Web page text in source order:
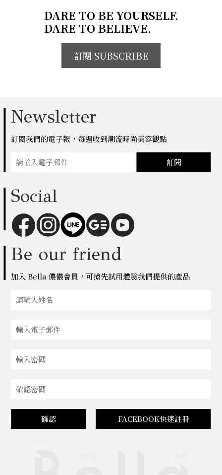
DARE TO BE YOURSELF.
DARE TO BELIEVE.
訂閱 SUBSCRIBE
Newsletter
訂閱我們的電子報，每週收到潮流時尚美容觀點
訂閱
Social
Be our friend
加入 Bella 儂儂會員，可搶先試用體驗我們提供的產品
確認 FACEBOOK快速註冊